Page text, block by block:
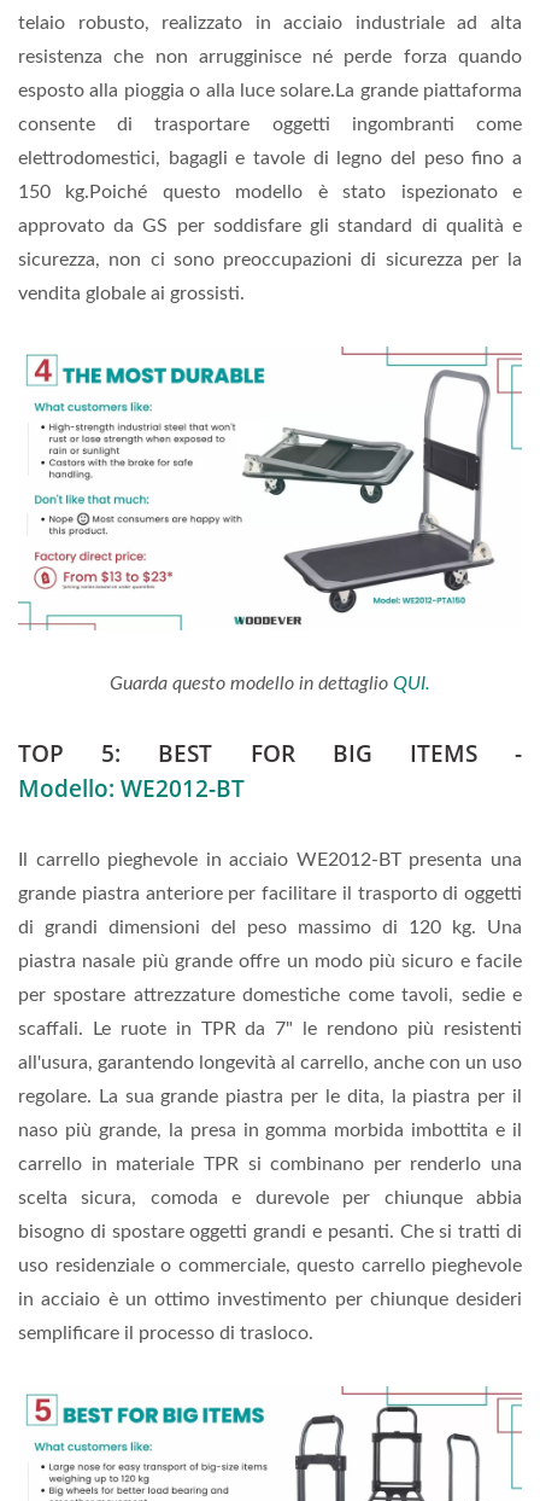
telaio robusto, realizzato in acciaio industriale ad alta
resistenza che non arrugginisce né perde forza quando
esposto alla pioggia o alla luce solare.La grande piattaforma
consente di trasportare oggetti ingombranti come
elettrodomestici, bagagli e tavole di legno del peso fino a
150 kg.Poiché questo modello è stato ispezionato e
approvato da GS per soddisfare gli standard di qualità e
sicurezza, non ci sono preoccupazioni di sicurezza per la
vendita globale ai grossisti.
Guarda questo modello in dettaglio QUI.
TOP 5: BEST FOR BIG ITEMS -
Modello: WE2012-BT
Il carrello pieghevole in acciaio WE2012-BT presenta una
grande piastra anteriore per facilitare il trasporto di oggetti
di grandi dimensioni del peso massimo di 120 kg. Una
piastra nasale più grande offre un modo più sicuro e facile
per spostare attrezzature domestiche come tavoli, sedie e
scaffali. Le ruote in TPR da 7" le rendono più resistenti
all'usura, garantendo longevità al carrello, anche con un uso
regolare. La sua grande piastra per le dita, la piastra per il
naso più grande, la presa in gomma morbida imbottita e il
carrello in materiale TPR si combinano per renderlo una
scelta sicura, comoda e durevole per chiunque abbia
bisogno di spostare oggetti grandi e pesanti. Che si tratti di
uso residenziale o commerciale, questo carrello pieghevole
in acciaio è un ottimo investimento per chiunque desideri
semplificare il processo di trasloco.